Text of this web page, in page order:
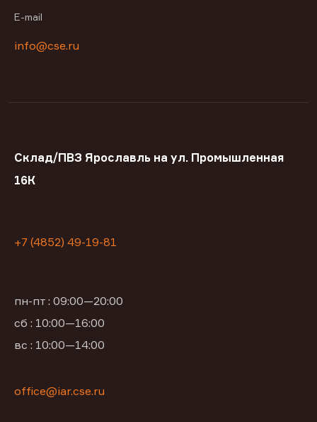
E-mail
info@cse.ru
Склад/ПВЗ Ярославль на ул. Промышленная
16К
+7 (4852) 49-19-81
пн-пт : 09:00—20:00
сб : 10:00—16:00
вс : 10:00—14:00
office@iar.cse.ru